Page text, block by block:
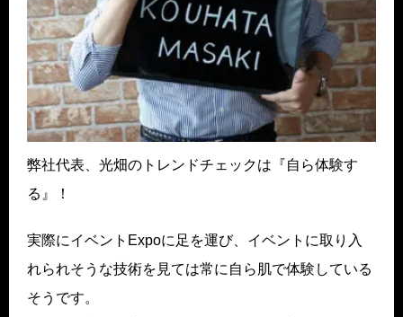
弊社代表、光畑のトレンドチェックは『自ら体験す
る』！
実際にイベントExpoに足を運び、イベントに取り入
れられそうな技術を見ては常に自ら肌で体験している
そうです。